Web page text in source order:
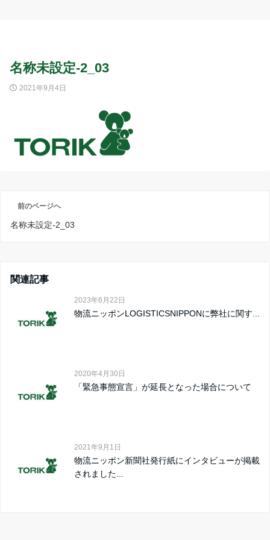
名称未設定-2_03
2021年9月4日
前のページへ
名称未設定-2_03
関連記事
2023年6月22日
物流ニッポンLOGISTICSNIPPONに弊社に関す...
2020年4月30日
「緊急事態宣言」が延長となった場合について
2021年9月1日
物流ニッポン新聞社発行紙にインタビューが掲載
されました...